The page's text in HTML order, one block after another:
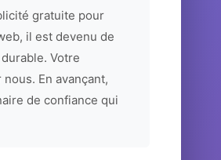
gratuite pour
il est devenu de
Votre
En avançant,
de confiance qui